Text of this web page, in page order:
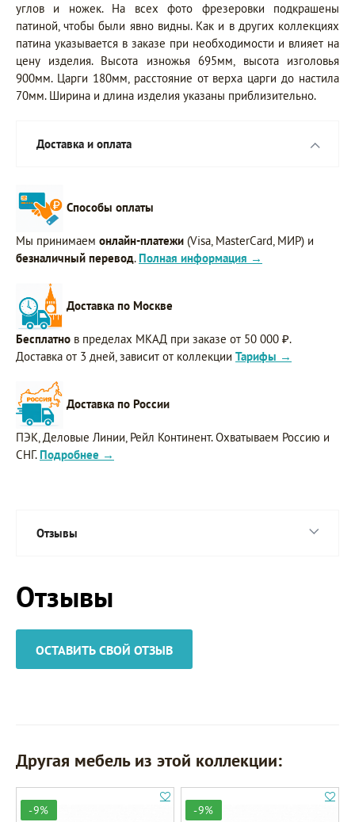
углов и ножек. На всех фото фрезеровки подкрашены
патиной, чтобы были явно видны. Как и в других коллекциях
патина указывается в заказе при необходимости и влияет на
цену изделия. Высота изножья 695мм, высота изголовья
900мм. Царги 180мм, расстояние от верха царги до настила
70мм. Ширина и длина изделия указаны приблизительно.
Доставка и оплата
Способы оплаты
Мы принимаем онлайн-платежи (Visa, MasterCard, МИР) и
безналичный перевод. Полная информация →
Доставка по Москве
Бесплатно в пределах МКАД при заказе от 50 000 ₽.
Доставка от 3 дней, зависит от коллекции Тарифы →
Доставка по России
ПЭК, Деловые Линии, Рейл Континент. Охватываем Россию и
СНГ. Подробнее →
Отзывы
Отзывы
ОСТАВИТЬ СВОЙ ОТЗЫВ
Другая мебель из этой коллекции:
-9% -9%